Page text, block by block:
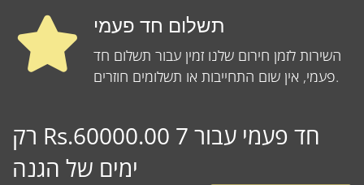
תשלום חד פעמי
השירות לזמן חירום שלנו זמין עבור תשלום חד
פעמי, אין שום התחייבות או תשלומים חוזרים.
רק Rs.60000.00 חד פעמי עבור 7
ימים של הגנה